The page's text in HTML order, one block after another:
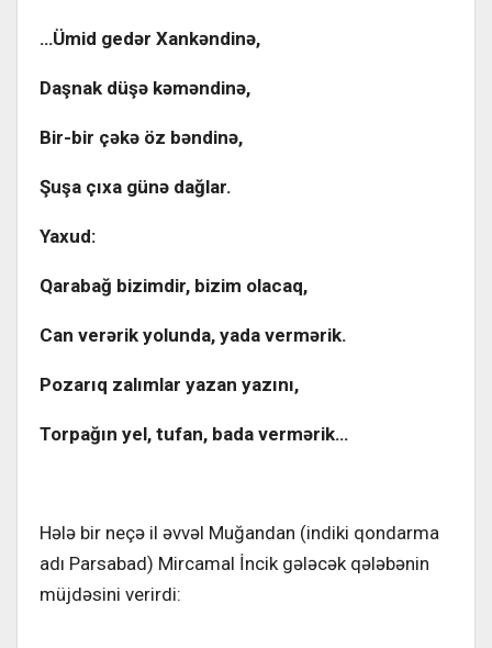
…Ümid gedər Xankəndinə,
Daşnak düşə kəməndinə,
Bir-bir çəkə öz bəndinə,
Şuşa çıxa günə dağlar.
Yaxud:
Qarabağ bizimdir, bizim olacaq,
Can verərik yolunda, yada vermərik.
Pozarıq zalımlar yazan yazını,
Torpağın yel, tufan, bada vermərik…
Hələ bir neçə il əvvəl Muğandan (indiki qondarma
adı Parsabad) Mircamal İncik gələcək qələbənin
müjdəsini verirdi: